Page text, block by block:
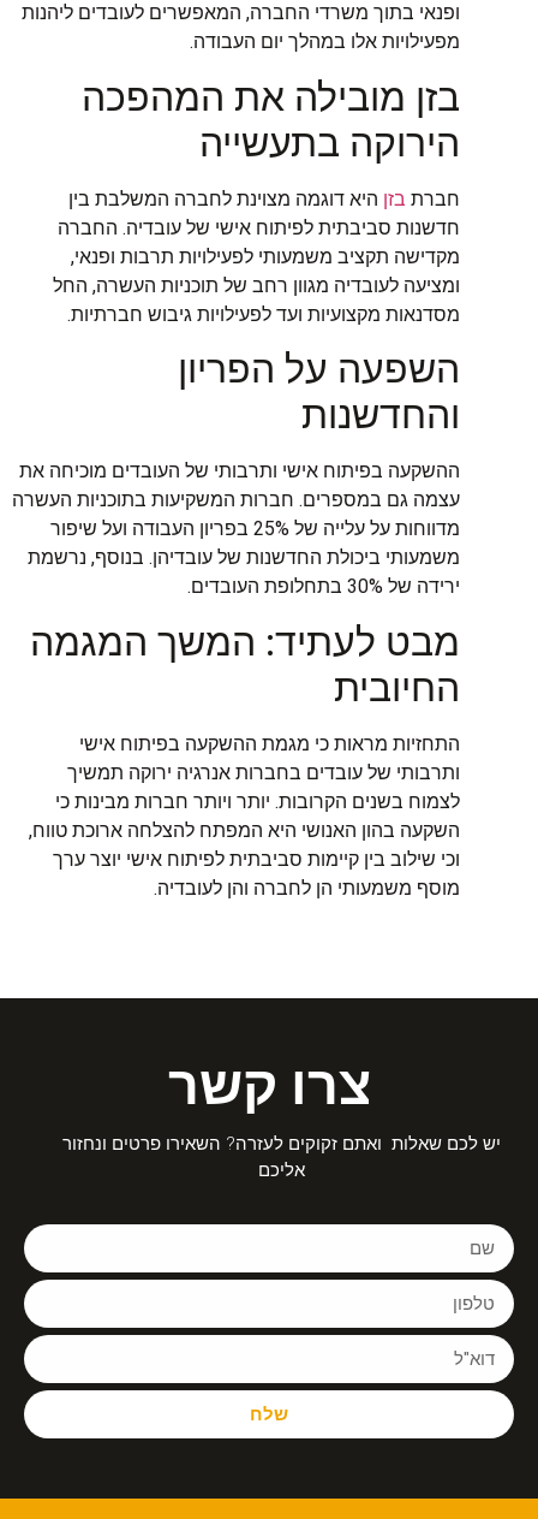
ופנאי בתוך משרדי החברה, המאפשרים לעובדים ליהנות
מפעילויות אלו במהלך יום העבודה.
בזן מובילה את המהפכה
הירוקה בתעשייה
חברת בזן היא דוגמה מצוינת לחברה המשלבת בין
חדשנות סביבתית לפיתוח אישי של עובדיה. החברה
מקדישה תקציב משמעותי לפעילויות תרבות ופנאי,
ומציעה לעובדיה מגוון רחב של תוכניות העשרה, החל
מסדנאות מקצועיות ועד לפעילויות גיבוש חברתיות.
השפעה על הפריון
והחדשנות
ההשקעה בפיתוח אישי ותרבותי של העובדים מוכיחה את
עצמה גם במספרים. חברות המשקיעות בתוכניות העשרה
מדווחות על עלייה של 25% בפריון העבודה ועל שיפור
משמעותי ביכולת החדשנות של עובדיהן. בנוסף, נרשמת
ירידה של 30% בתחלופת העובדים.
מבט לעתיד: המשך המגמה
החיובית
התחזיות מראות כי מגמת ההשקעה בפיתוח אישי
ותרבותי של עובדים בחברות אנרגיה ירוקה תמשיך
לצמוח בשנים הקרובות. יותר ויותר חברות מבינות כי
השקעה בהון האנושי היא המפתח להצלחה ארוכת טווח,
וכי שילוב בין קיימות סביבתית לפיתוח אישי יוצר ערך
מוסף משמעותי הן לחברה והן לעובדיה.
צרו קשר
יש לכם שאלות ואתם זקוקים לעזרה? השאירו פרטים ונחזור
אליכם
שלח